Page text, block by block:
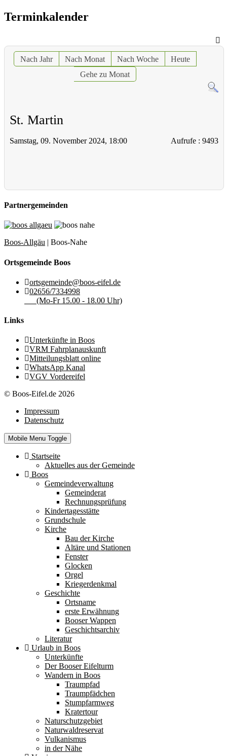
Terminkalender
Nach Jahr Nach Monat Nach Woche
Heute
Gehe zu Monat
St. Martin
Samstag, 09. November 2024, 18:00 Aufrufe: 9493
Partnergemeinden
Boos-Allgäu | Boos-Nahe
Ortsgemeinde Boos
ortsgemeinde@boos-eifel.de
02656/7334998
(Mo-Fr 15.00 - 18.00 Uhr)
Links
Unterkünfte in Boos
VRM Fahrplanauskunft
Mitteilungsblatt online
WhatsApp Kanal
VGV Vordereifel
© Boos-Eifel.de 2026
Impressum
Datenschutz
Mobile Menu Toggle
Startseite
Aktuelles aus der Gemeinde
Boos
Gemeindeverwaltung
Gemeinderat
Rechnungsprüfung
Kindertagesstätte
Grundschule
Kirche
Bau der Kirche
Altäre und Stationen
Fenster
Glocken
Orgel
Kriegerdenkmal
Geschichte
Ortsname
erste Erwähnung
Booser Wappen
Geschichtsarchiv
Literatur
Urlaub in Boos
Unterkünfte
Der Booser Eifelturm
Wandern in Boos
Traumpfad
Traumpfädchen
Stumpfarmweg
Kratertour
Naturschutzgebiet
Naturwaldreservat
Vulkanismus
in der Nähe